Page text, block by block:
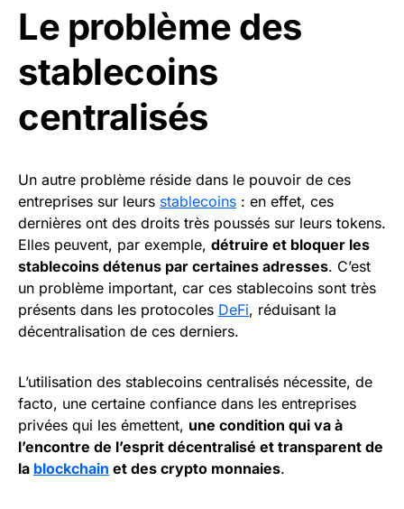
Le problème des
stablecoins
centralisés
Un autre problème réside dans le pouvoir de ces
entreprises sur leurs stablecoins : en effet, ces
dernières ont des droits très poussés sur leurs tokens.
Elles peuvent, par exemple, détruire et bloquer les
stablecoins détenus par certaines adresses. C’est
un problème important, car ces stablecoins sont très
présents dans les protocoles DeFi, réduisant la
décentralisation de ces derniers.
L’utilisation des stablecoins centralisés nécessite, de
facto, une certaine confiance dans les entreprises
privées qui les émettent, une condition qui va à
l’encontre de l’esprit décentralisé et transparent de
la blockchain et des crypto monnaies.